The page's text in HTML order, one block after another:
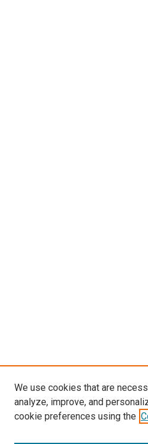
We use cookies that are
analyze, improve, and
cookie preferences using the